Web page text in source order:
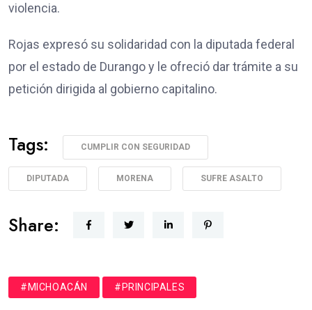
violencia.
Rojas expresó su solidaridad con la diputada federal
por el estado de Durango y le ofreció dar trámite a su
petición dirigida al gobierno capitalino.
Tags: CUMPLIR CON SEGURIDAD
DIPUTADA MORENA SUFRE ASALTO
Share:
#MICHOACÁN #PRINCIPALES